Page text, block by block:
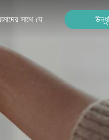
সাথে যোগাযোগ